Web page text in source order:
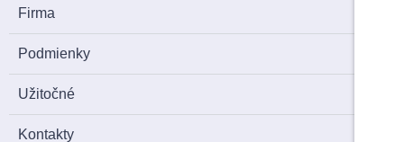
Firma
Podmienky
Užitočné
Kontakty